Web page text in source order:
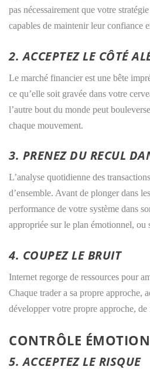
pas nécessairement que votre
capables de maintenir leur confiance
2. ACCEPTEZ LE CÔTÉ
Le marché financier est une bête
ce qu’elle soit gravée dans votre
l’autre bout du monde peut
chaque mouvement.
3. PRENEZ DU RECUL
L’analyse quotidienne des
d’ensemble. Avant de plonger dans
performance de votre système dans
appropriée sur le plan émotionnel, ou
4. COUPEZ LE BRUIT
Internet regorge de ressources pour
Chaque trader a sa propre approche,
développer votre propre approche,
CONTRÔLE
5. ACCEPTEZ LE RISQUE